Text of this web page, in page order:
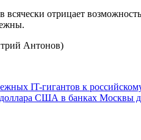
отрицает
Антонов)
IT-гигантов к
США в банках Москвы